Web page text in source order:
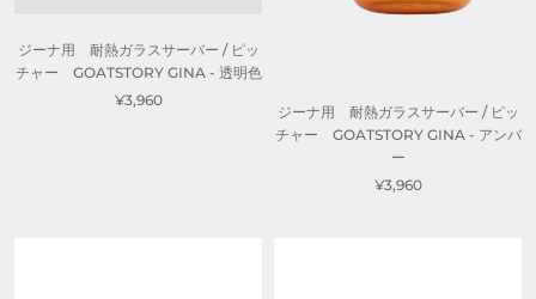
ジーナ用 耐熱ガラスサーバー / ピッ
チャー GOATSTORY GINA - 透明色
¥3,960
ジーナ用 耐熱ガラスサーバー / ピッ
チャー GOATSTORY GINA - アンバ
ー
¥3,960